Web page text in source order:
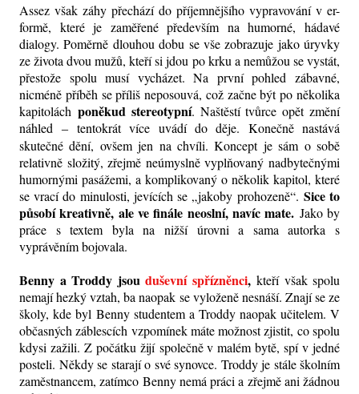
Assez však záhy přechází do příjemnějšího vypravování v er-
formě, které je zaměřené především na humorné, hádavé
dialogy. Poměrně dlouhou dobu se vše zobrazuje jako úryvky
ze života dvou mužů, kteří si jdou po krku a nemůžou se vystát,
přestože spolu musí vycházet. Na první pohled zábavné,
nicméně příběh se příliš neposouvá, což začne být po několika
kapitolách poněkud stereotypní. Naštěstí tvůrce opět změní
náhled– tentokrát více uvádí do děje. Konečně nastává
skutečné dění, ovšem jen na chvíli. Koncept je sám o sobě
relativně složitý, zřejmě neúmyslně vyplňovaný nadbytečnými
humornými pasážemi, a komplikovaný o několik kapitol, které
se vrací do minulosti, jevících se „jakoby prohozeně“. Sice to
působí kreativně, ale ve finále neoslní, navíc mate. Jako by
práce s textem byla na nižší úrovni a sama autorka s
vyprávěním bojovala.
Benny a Troddy jsou duševní spřízněnci,kteří však spolu
nemají hezký vztah, ba naopak se vyloženě nesnáší. Znají se ze
školy, kde byl Benny studentem a Troddy naopak učitelem. V
občasných záblescích vzpomínek máte možnost zjistit, co spolu
kdysi zažili. Z počátku žijí společně v malém bytě, spí v jedné
posteli. Někdy se starají o své synovce. Troddy je stále školním
zaměstnancem, zatímco Benny nemá práci a zřejmě ani žádnou